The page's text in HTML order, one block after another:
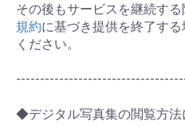
その後もサービスを継続する
規約に基づき提供を終了す
ください。
◆デジタル写真集の閲覧方法